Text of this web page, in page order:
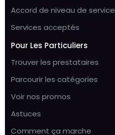
Accord de niveau de service
Services acceptés
Pour Les Particuliers
Trouver les prestataires
Parcourir les catégories
Voir nos promos
Astuces
Comment ça marche